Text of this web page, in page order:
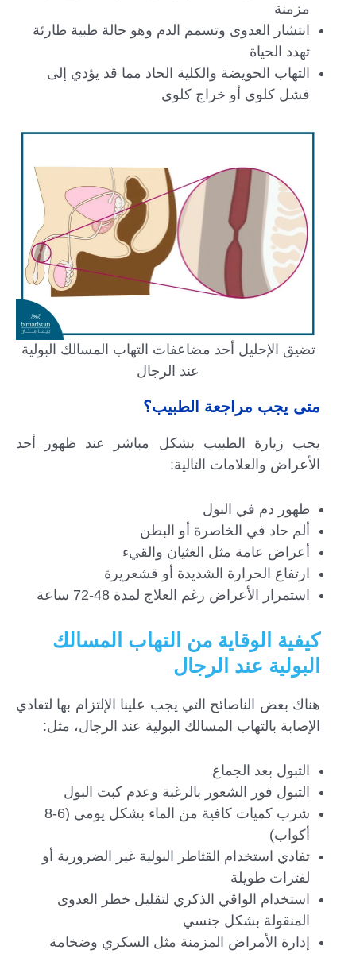
مزمنة
انتشار العدوى وتسمم الدم وهو حالة طبية طارئة
تهدد الحياة
التهاب الحويضة والكلية الحاد مما قد يؤدي إلى
فشل كلوي أو خراج كلوي
تضيق الإحليل أحد مضاعفات التهاب المسالك البولية
عند الرجال
متى يجب مراجعة الطبيب؟
يجب زيارة الطبيب بشكل مباشر عند ظهور أحد
الأعراض والعلامات التالية:
ظهور دم في البول
ألم حاد في الخاصرة أو البطن
أعراض عامة مثل الغثيان والقيء
ارتفاع الحرارة الشديدة أو قشعريرة
استمرار الأعراض رغم العلاج لمدة 48-72 ساعة
كيفية الوقاية من التهاب المسالك
البولية عند الرجال
هناك بعض الناصائح التي يجب علينا الإلتزام بها لتفادي
الإصابة بالتهاب المسالك البولية عند الرجال، مثل:
التبول بعد الجماع
التبول فور الشعور بالرغبة وعدم كبت البول
شرب كميات كافية من الماء بشكل يومي (6-8
أكواب)
تفادي استخدام القثاطر البولية غير الضرورية أو
لفترات طويلة
استخدام الواقي الذكري لتقليل خطر العدوى
المنقولة بشكل جنسي
إدارة الأمراض المزمنة مثل السكري وضخامة